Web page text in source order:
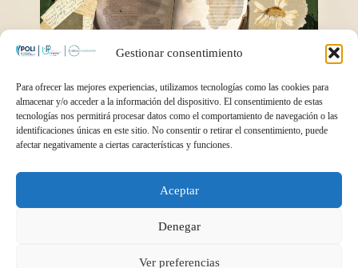
Gestionar consentimiento
Para ofrecer las mejores experiencias, utilizamos tecnologías como las cookies para
almacenar y/o acceder a la información del dispositivo. El consentimiento de estas
tecnologías nos permitirá procesar datos como el comportamiento de navegación o las
identificaciones únicas en este sitio. No consentir o retirar el consentimiento, puede
afectar negativamente a ciertas características y funciones.
Aceptar
Denegar
Ver preferencias
Radiografía falsos
positivos